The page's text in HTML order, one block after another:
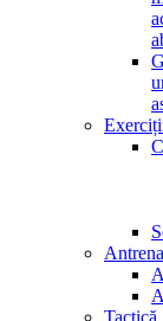
Tactică